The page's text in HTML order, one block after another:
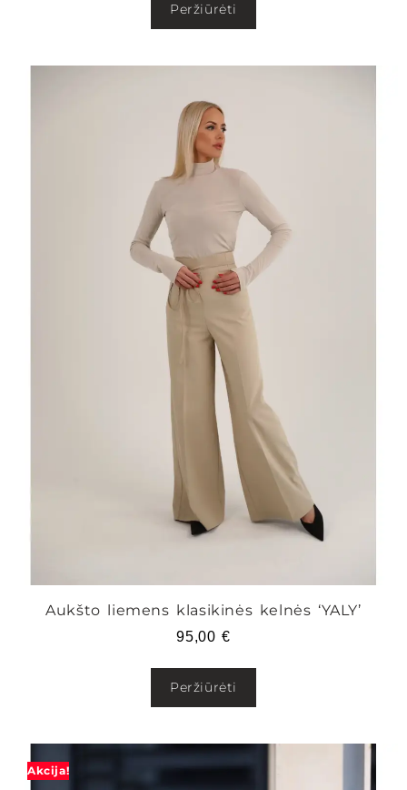
Peržiūrėti
Aukšto liemens klasikinės kelnės ‘YALY’
95,00 €
Peržiūrėti
Akcija!